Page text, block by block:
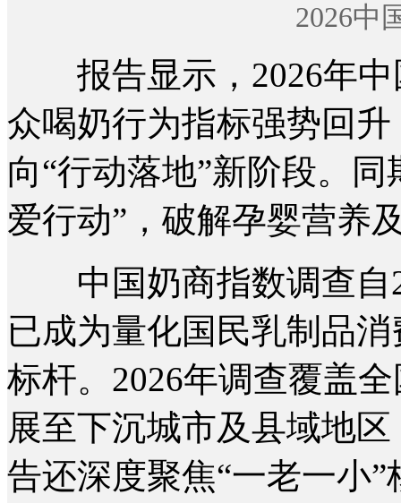
2026中
报告显示，2026年中
众喝奶行为指标强势回
向“行动落地”新阶段。
爱行动”，破解孕婴营养
中国奶商指数调查自
已成为量化国民乳制品
标杆。2026年调查覆盖
展至下沉城市及县域地
告还深度聚焦“一老一小